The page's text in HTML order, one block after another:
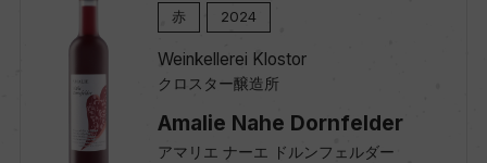
赤 2024
Weinkellerei Klostor
クロスター醸造所
Amalie Nahe Dornfelder
アマリエ ナーエ ドルンフェルダー